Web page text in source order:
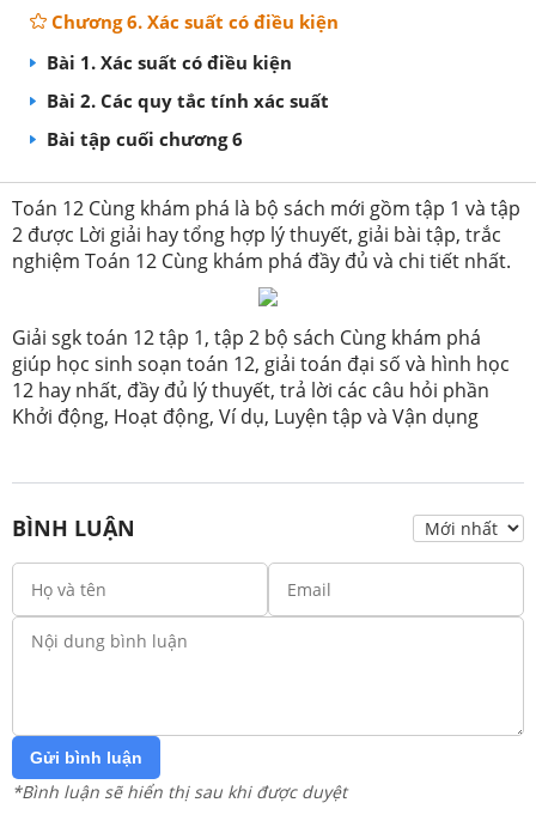
Chương 6. Xác suất có điều kiện
Bài 1. Xác suất có điều kiện
Bài 2. Các quy tắc tính xác suất
Bài tập cuối chương 6
Toán 12 Cùng khám phá là bộ sách mới gồm tập 1 và tập
2 được Lời giải hay tổng hợp lý thuyết, giải bài tập, trắc
nghiệm Toán 12 Cùng khám phá đầy đủ và chi tiết nhất.
Giải sgk toán 12 tập 1, tập 2 bộ sách Cùng khám phá
giúp học sinh soạn toán 12, giải toán đại số và hình học
12 hay nhất, đầy đủ lý thuyết, trả lời các câu hỏi phần
Khởi động, Hoạt động, Ví dụ, Luyện tập và Vận dụng
BÌNH LUẬN
Gửi bình luận
*Bình luận sẽ hiển thị sau khi được duyệt